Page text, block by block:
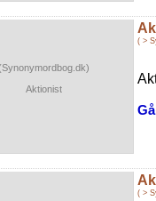
Aktionist
( >
( >